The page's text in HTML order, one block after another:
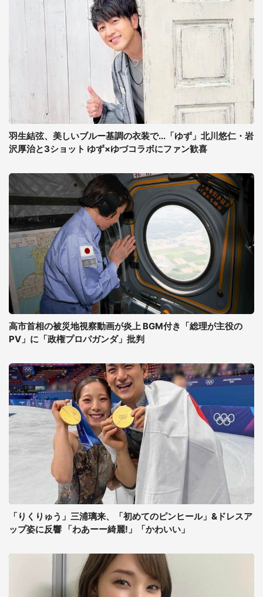
羽生結弦、美しいブルー基調の衣装で...「ゆず」北川悠仁・岩
沢厚治と3ショット ゆず×ゆづコラボにファン歓喜
高市首相の被災地視察動画が炎上 BGM付き「総理が主役の
PV」に「政権プロパガンダ」批判
「りくりゅう」三浦璃来、「初めてのピンヒール」&ドレスア
ップ姿に反響 「わあーー綺麗!」「かわいい」